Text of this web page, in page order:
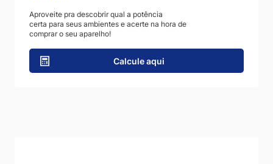
Aproveite pra descobrir qual a potência
certa para seus ambientes e acerte na hora de
comprar o seu aparelho!
Calcule aqui